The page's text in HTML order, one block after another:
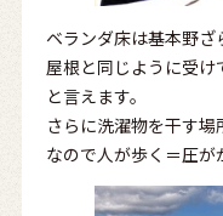
ベランダ床は基本野ざ
屋根と同じように受け
と言えます。
さらに洗濯物を干す
なので人が歩く＝圧が